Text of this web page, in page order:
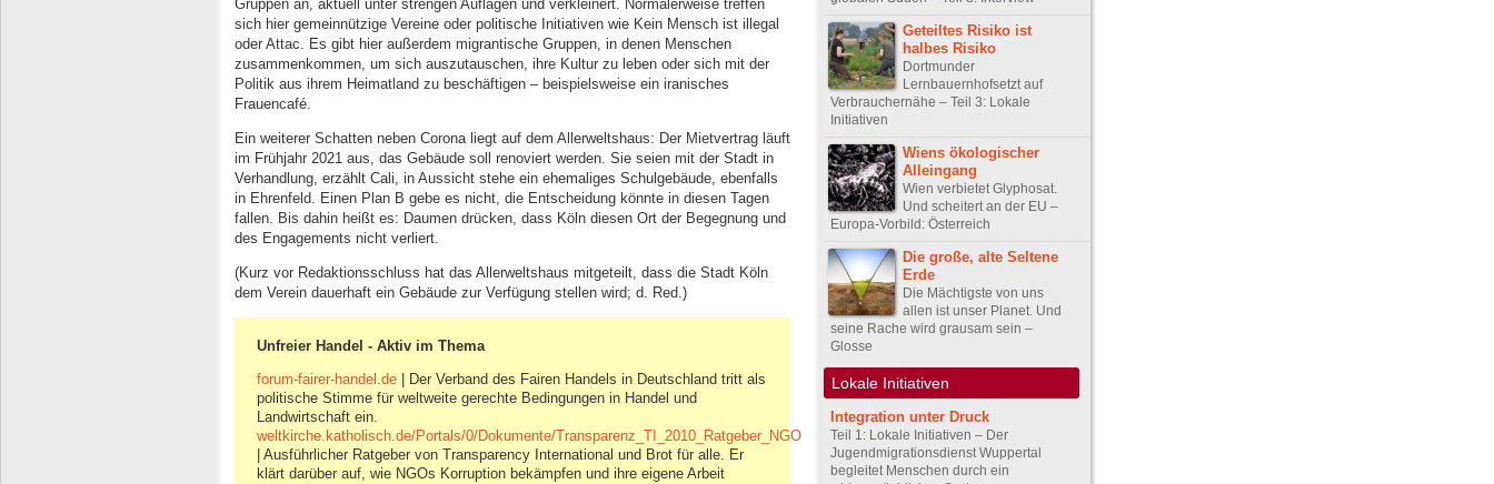
Gruppen an, aktuell unter strengen Auflagen und verkleinert. Normalerweise treffen
sich hier gemeinnützige Vereine oder politische Initiativen wie Kein Mensch ist illegal
oder Attac. Es gibt hier außerdem migrantische Gruppen, in denen Menschen
zusammenkommen, um sich auszutauschen, ihre Kultur zu leben oder sich mit der
Politik aus ihrem Heimatland zu beschäftigen – beispielsweise ein iranisches
Frauencafé.
Ein weiterer Schatten neben Corona liegt auf dem Allerweltshaus: Der Mietvertrag läuft
im Frühjahr 2021 aus, das Gebäude soll renoviert werden. Sie seien mit der Stadt in
Verhandlung, erzählt Cali, in Aussicht stehe ein ehemaliges Schulgebäude, ebenfalls
in Ehrenfeld. Einen Plan B gebe es nicht, die Entscheidung könnte in diesen Tagen
fallen. Bis dahin heißt es: Daumen drücken, dass Köln diesen Ort der Begegnung und
des Engagements nicht verliert.
(Kurz vor Redaktionsschluss hat das Allerweltshaus mitgeteilt, dass die Stadt Köln
dem Verein dauerhaft ein Gebäude zur Verfügung stellen wird; d. Red.)
Unfreier Handel - Aktiv im Thema
forum-fairer-handel.de | Der Verband des Fairen Handels in Deutschland tritt als
politische Stimme für weltweite gerechte Bedingungen in Handel und
Landwirtschaft ein.
weltkirche.katholisch.de/Portals/0/Dokumente/Transparenz_TI_2010_Ratgeber_NGO_D_neu.pdf
| Ausführlicher Ratgeber von Transparency International und Brot für alle. Er
klärt darüber auf, wie NGOs Korruption bekämpfen und ihre eigene Arbeit
Geteiltes Risiko ist
halbes Risiko
Dortmunder
Lernbauernhofsetzt auf
Verbrauchernähe – Teil 3: Lokale
Initiativen
Wiens ökologischer
Alleingang
Wien verbietet Glyphosat.
Und scheitert an der EU –
Europa-Vorbild: Österreich
Die große, alte Seltene
Erde
Die Mächtigste von uns
allen ist unser Planet. Und
seine Rache wird grausam sein –
Glosse
Lokale Initiativen
Integration unter Druck
Teil 1: Lokale Initiativen – Der
Jugendmigrationsdienst Wuppertal
begleitet Menschen durch ein